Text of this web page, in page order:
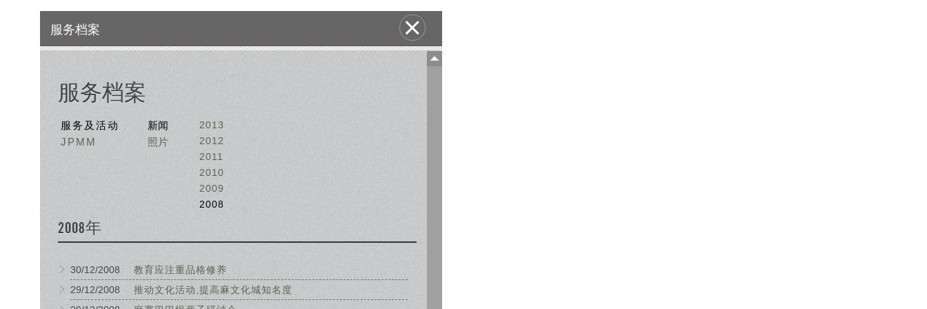
服务档案
服务档案
服务及活动
JPMM
新闻
照片
2013
2012
2011
2010
2009
2008
2008年
30/12/2008
教育应注重品格修养
29/12/2008
推动文化活动,提高麻文化城知名度